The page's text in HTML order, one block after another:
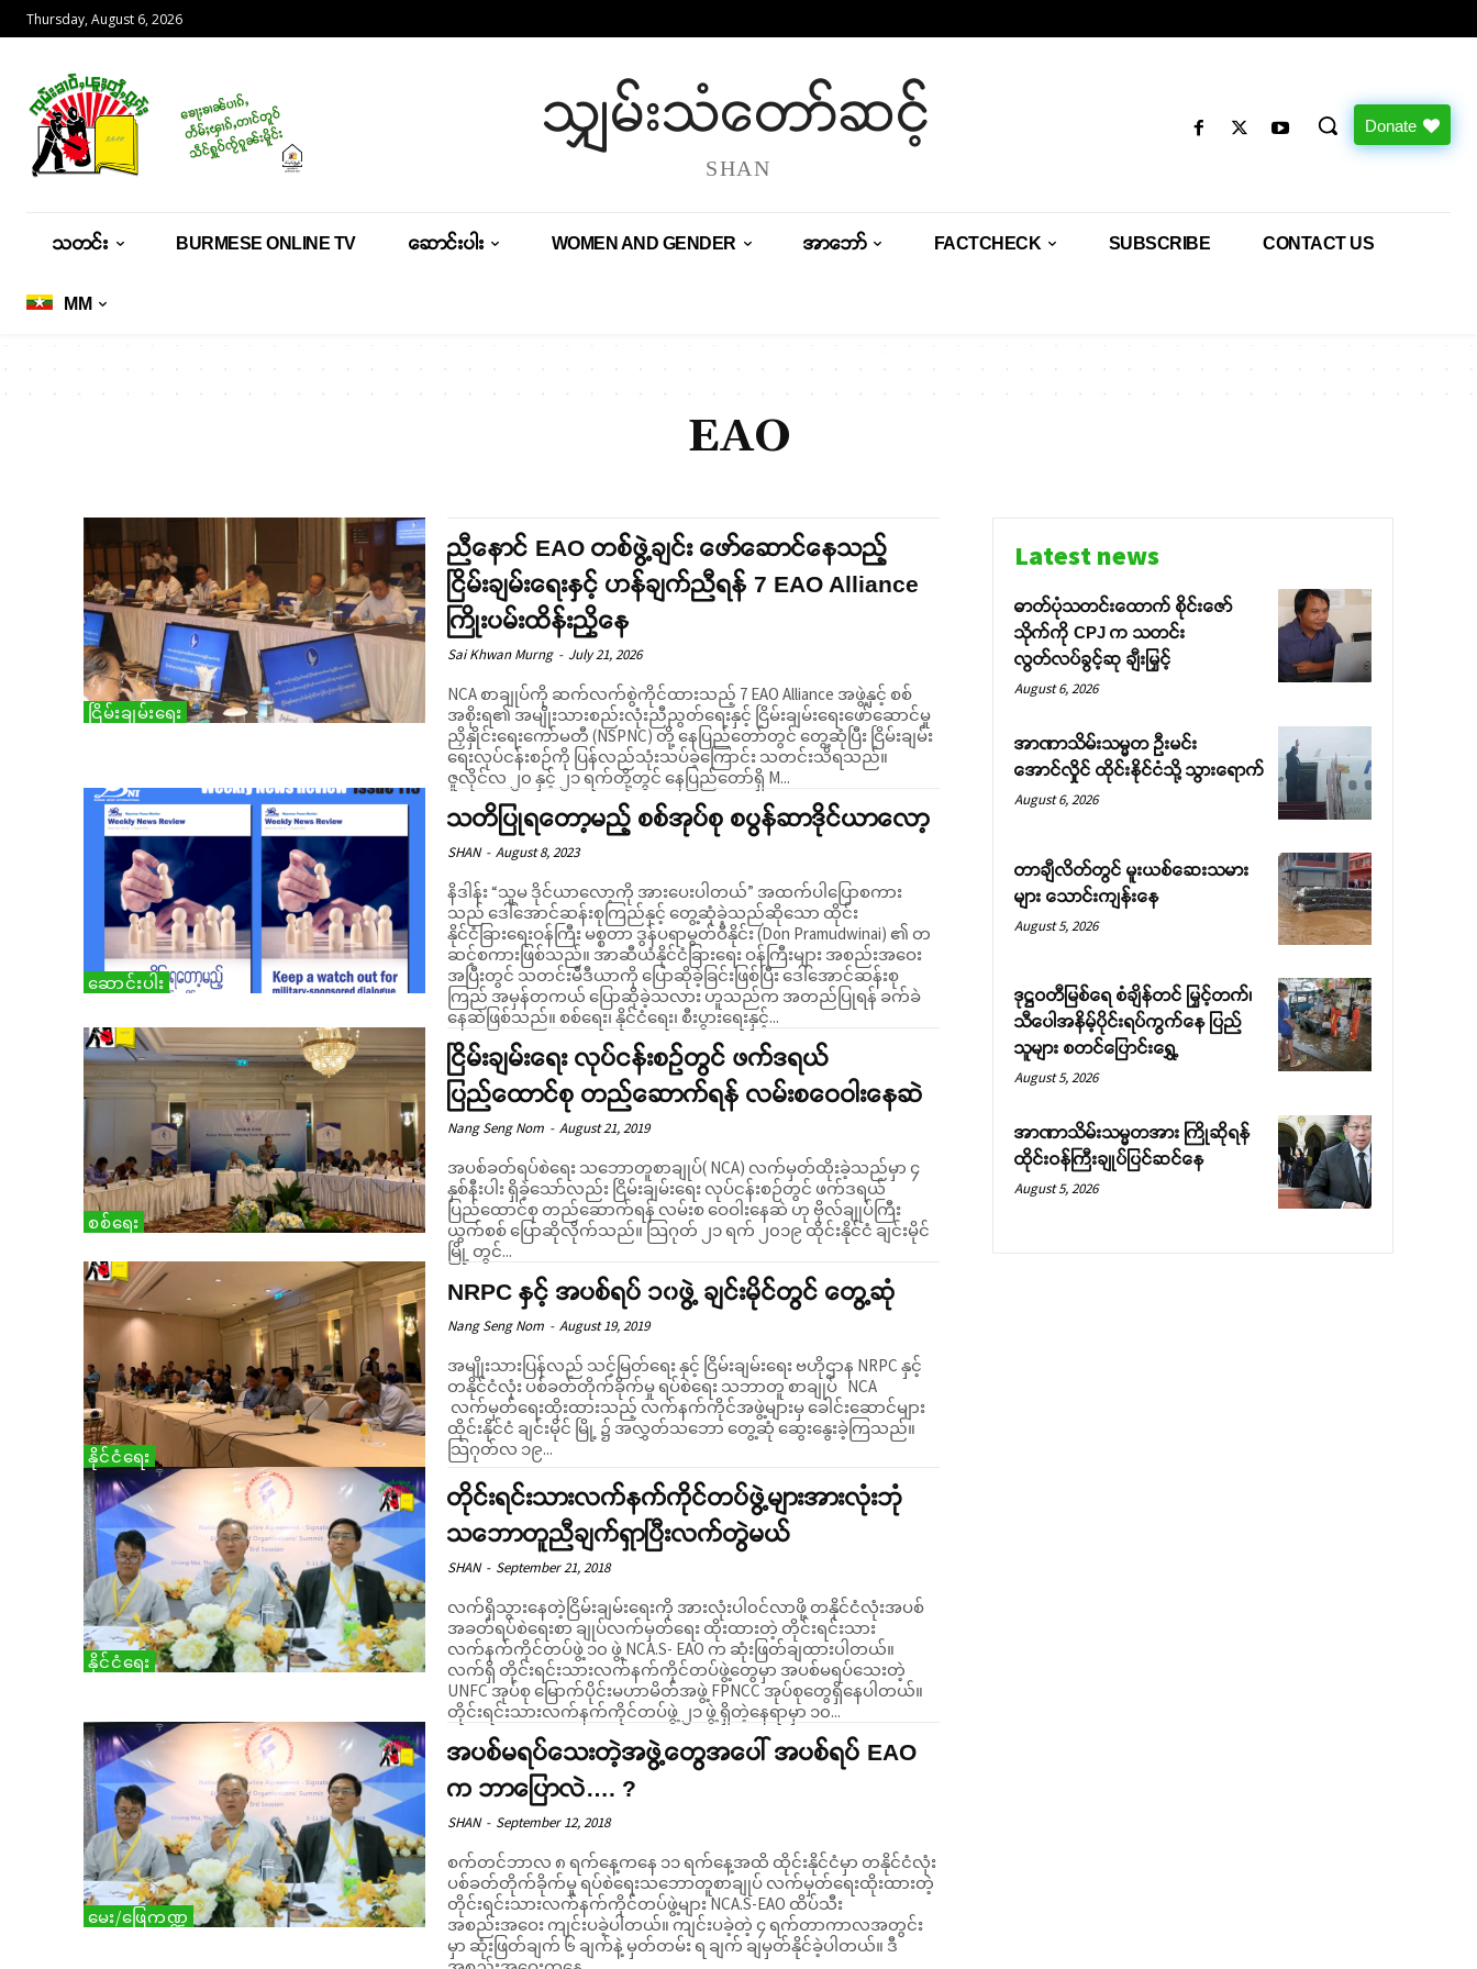
Support SHAN
Your support keeps our voice strong. Join us today and help create
a future where every story is heard, every voice counts, and justice
can thrive.
Thursday, August 6, 2026
သျှမ်းသံတော်ဆင့်
SHAN
Donate
သတင်း BURMESE ONLINE TV ဆောင်းပါး WOMEN AND GENDER အာဘော် FACTCHECK SUBSCRIBE CONTACT US
MM
EAO
ငြိမ်းချမ်းရေး
ညီနောင် EAO တစ်ဖွဲ့ချင်း ဖော်ဆောင်နေသည့်
ငြိမ်းချမ်းရေးနှင့် ဟန်ချက်ညီရန် 7 EAO Alliance
ကြိုးပမ်းထိန်းညှိနေ
Sai Khwan Murng - July 21, 2026
NCA စာချုပ်ကို ဆက်လက်စွဲကိုင်ထားသည့် 7 EAO Alliance အဖွဲ့နှင့် စစ်
အစိုးရ၏ အမျိုးသားစည်းလုံးညီညွတ်ရေးနှင့် ငြိမ်းချမ်းရေးဖော်ဆောင်မှု
ညှိနှိုင်းရေးကော်မတီ (NSPNC) တို့ နေပြည်တော်တွင် တွေ့ဆုံပြီး ငြိမ်းချမ်း
ရေးလုပ်ငန်းစဉ်ကို ပြန်လည်သုံးသပ်ခဲ့ကြောင်း သတင်းသိရသည်။
ဇူလိုင်လ ၂၀ နှင့် ၂၁ ရက်တို့တွင် နေပြည်တော်ရှိ M...
ဆောင်းပါး
သတိပြုရတော့မည့် စစ်အုပ်စု စပွန်ဆာဒိုင်ယာလော့
SHAN - August 8, 2023
နိဒါန်း “သူမ ဒိုင်ယာလော့ကို အားပေးပါတယ်” အထက်ပါပြောစကား
သည် ဒေါ်အောင်ဆန်းစုကြည်နှင့် တွေ့ဆုံခဲ့သည်ဆိုသော ထိုင်း
နိုင်ငံခြားရေးဝန်ကြီး မစ္စတာ ဒွန်ပရာမွတ်ဝီနိုင်း (Don Pramudwinai) ၏ တ
ဆင့်စကားဖြစ်သည်။ အာဆီယံနိုင်ငံခြားရေး ဝန်ကြီးများ အစည်းအဝေး
အပြီးတွင် သတင်းမီဒီယာကို ပြောဆိုခဲ့ခြင်းဖြစ်ပြီး ဒေါ်အောင်ဆန်းစု
ကြည် အမှန်တကယ် ပြောဆိုခဲ့သလား ဟူသည်က အတည်ပြုရန် ခက်ခဲ
နေဆဲဖြစ်သည်။ စစ်ရေး၊ နိုင်ငံရေး၊ စီးပွားရေးနှင့်...
စစ်ရေး
ငြိမ်းချမ်းရေး လုပ်ငန်းစဉ်တွင် ဖက်ဒရယ်
ပြည်ထောင်စု တည်ဆောက်ရန် လမ်းစဝေဝါးနေဆဲ
Nang Seng Nom - August 21, 2019
အပစ်ခတ်ရပ်စဲရေး သဘောတူစာချုပ်( NCA) လက်မှတ်ထိုးခဲ့သည်မှာ ၄
နှစ်နီးပါး ရှိခဲ့သော်လည်း ငြိမ်းချမ်းရေး လုပ်ငန်းစဉ်တွင် ဖက်ဒရယ်
ပြည်ထောင်စု တည်ဆောက်ရန် လမ်းစ ဝေဝါးနေဆဲ ဟု ဗိုလ်ချုပ်ကြီး
ယွက်စစ် ပြောဆိုလိုက်သည်။ သြဂုတ် ၂၁ ရက် ၂၀၁၉ ထိုင်းနိုင်ငံ ချင်းမိုင်
မြို့ တွင်...
နိုင်ငံရေး
NRPC နှင့် အပစ်ရပ် ၁၀ဖွဲ့ ချင်းမိုင်တွင် တွေ့ဆုံ
Nang Seng Nom - August 19, 2019
အမျိုးသားပြန်လည် သင့်မြတ်ရေး နှင့် ငြိမ်းချမ်းရေး ဗဟိုဌာန NRPC နှင့်
တနိုင်ငံလုံး ပစ်ခတ်တိုက်ခိုက်မှု ရပ်စဲရေး သဘာတူ စာချုပ် NCA
လက်မှတ်ရေးထိုးထားသည့် လက်နက်ကိုင်အဖွဲ့များမှ ခေါင်းဆောင်များ
ထိုင်းနိုင်ငံ ချင်းမိုင် မြို့ ၌ အလွှတ်သဘော တွေ့ဆုံ ဆွေးနွေးခဲ့ကြသည်။
သြဂုတ်လ ၁၉...
နိုင်ငံရေး
တိုင်းရင်းသားလက်နက်ကိုင်တပ်ဖွဲ့များအားလုံးဘုံ
သဘောတူညီချက်ရှာပြီးလက်တွဲမယ်
SHAN - September 21, 2018
လက်ရှိသွားနေတဲ့ငြိမ်းချမ်းရေးကို အားလုံးပါ၀င်လာဖို့ တနိုင်ငံလုံးအပစ်
အခတ်ရပ်စဲရေးစာ ချုပ်လက်မှတ်ရေး ထိုးထားတဲ့ တိုင်းရင်းသား
လက်နက်ကိုင်တပ်ဖွဲ့ ၁၀ ဖွဲ့ NCA.S- EAO က ဆုံးဖြတ်ချထားပါတယ်။
လက်ရှိ တိုင်းရင်းသားလက်နက်ကိုင်တပ်ဖွဲ့တွေမှာ အပစ်မရပ်သေးတဲ့
UNFC အုပ်စု မြောက်ပိုင်းမဟာမိတ်အဖွဲ့ FPNCC အုပ်စုတွေရှိနေပါတယ်။
တိုင်းရင်းသားလက်နက်ကိုင်တပ်ဖွဲ့ ၂၁ ဖွဲ့ ရှိတဲ့နေရာမှာ ၁၀...
မေး/ဖြေကဏ္ဍ
အပစ်မရပ်သေးတဲ့အဖွဲ့တွေအပေါ် အပစ်ရပ် EAO
က ဘာပြောလဲ…. ?
SHAN - September 12, 2018
စက်တင်ဘာလ ၈ ရက်နေ့ကနေ ၁၁ ရက်နေ့အထိ ထိုင်းနိုင်ငံမှာ တနိုင်ငံလုံး
ပစ်ခတ်တိုက်ခိုက်မှု ရပ်စဲရေးသဘောတူစာချုပ် လက်မှတ်ရေးထိုးထားတဲ့
တိုင်းရင်းသားလက်နက်ကိုင်တပ်ဖွဲ့များ NCA.S-EAO ထိပ်သီး
အစည်းအဝေး ကျင်းပခဲ့ပါတယ်။ ကျင်းပခဲ့တဲ့ ၄ ရက်တာကာလအတွင်း
မှာ ဆုံးဖြတ်ချက် ၆ ချက်နဲ့ မှတ်တမ်း ရ ချက် ချမှတ်နိုင်ခဲ့ပါတယ်။ ဒီ
Latest news
ဓာတ်ပုံသတင်းထောက် စိုင်းဇော်
သိုက်ကို CPJ က သတင်း
လွတ်လပ်ခွင့်ဆု ချီးမြှင့်
August 6, 2026
အာဏာသိမ်းသမ္မတ ဦးမင်း
အောင်လှိုင် ထိုင်းနိုင်ငံသို့ သွားရောက်
August 6, 2026
တာချီလိတ်တွင် မူးယစ်ဆေးသမား
များ သောင်းကျန်းနေ
August 5, 2026
ဒုဋ္ဌဝတီမြစ်ရေ စံချိန်တင် မြှင့်တက်၊
သီပေါအနိမ့်ပိုင်းရပ်ကွက်နေ ပြည်
သူများ စတင်ပြောင်းရွှေ့
August 5, 2026
အာဏာသိမ်းသမ္မတအား ကြိုဆိုရန်
ထိုင်းဝန်ကြီးချုပ်ပြင်ဆင်နေ
August 5, 2026